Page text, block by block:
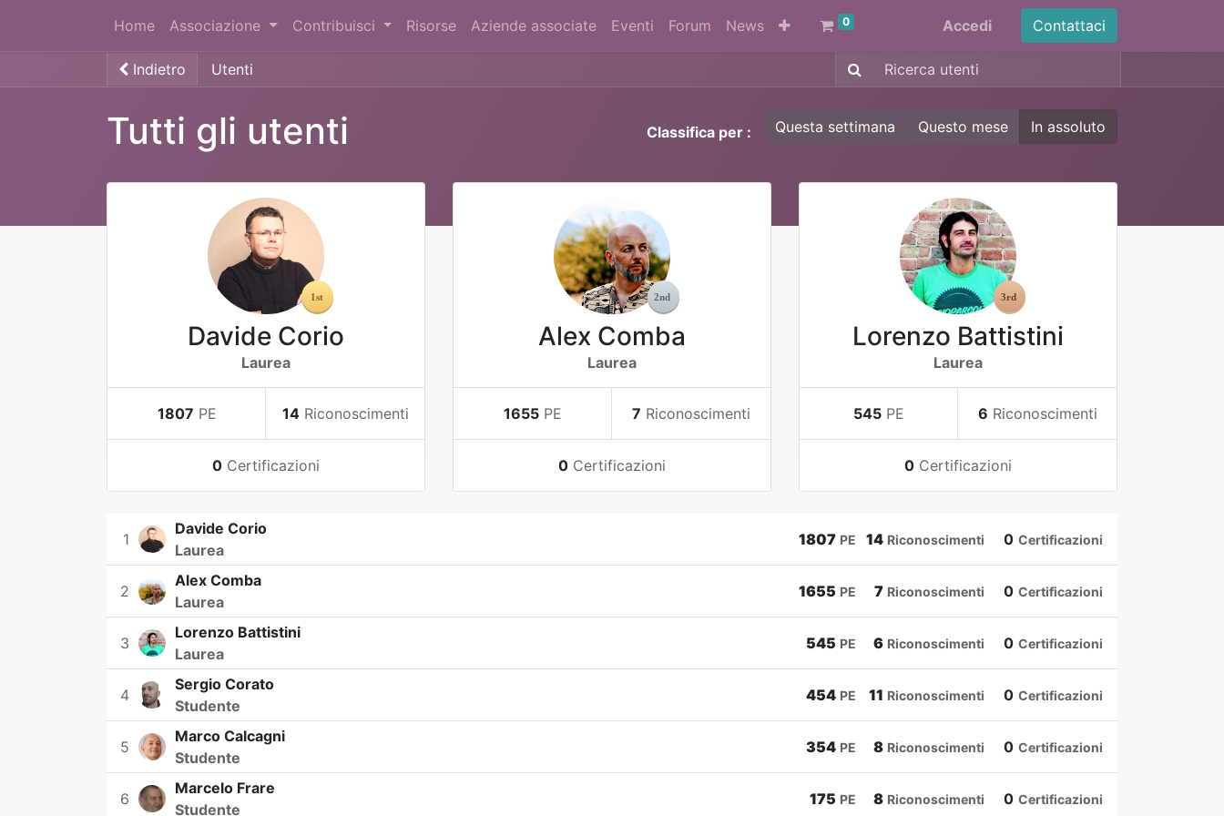
Home Associazione Contribuisci Risorse Aziende associate Eventi Forum News 0 Accedi Contattaci
Indietro Utenti
Tutti gli utenti Classifica per : Questa settimana Questo mese In assoluto
Davide Corio
Laurea
1807 PE 14 Riconoscimenti
0 Certificazioni
Alex Comba
Laurea
1655 PE 7 Riconoscimenti
0 Certificazioni
Lorenzo Battistini
Laurea
545 PE 6 Riconoscimenti
0 Certificazioni
1
Davide Corio
Laurea
1807 PE 14 Riconoscimenti 0 Certificazioni
2
Alex Comba
Laurea
1655 PE 7 Riconoscimenti 0 Certificazioni
3
Lorenzo Battistini
Laurea
545 PE 6 Riconoscimenti 0 Certificazioni
4
Sergio Corato
Studente
454 PE 11 Riconoscimenti 0 Certificazioni
5
Marco Calcagni
Studente
354 PE 8 Riconoscimenti 0 Certificazioni
6
Marcelo Frare
Studente
175 PE 8 Riconoscimenti 0 Certificazioni